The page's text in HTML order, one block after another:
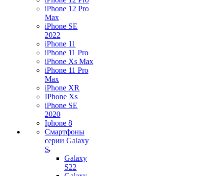
iPhone 12 Pro
Max
iPhone SE
2022
iPhone 11
iPhone 11 Pro
iPhone Xs Max
iPhone 11 Pro
Max
iPhone XR
IPhone Xs
iPhone SE
2020
Iphone 8
Смартфоны
серии Galaxy
S
Galaxy
S22